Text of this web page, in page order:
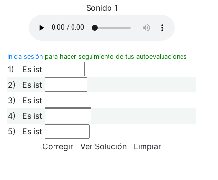
Sonido 1
Inicia sesión para hacer seguimiento de tus autoevaluaciones
1)
Es ist
2)
Es ist
3)
Es ist
4)
Es ist
5)
Es ist
Corregir
Ver Solución Limpiar